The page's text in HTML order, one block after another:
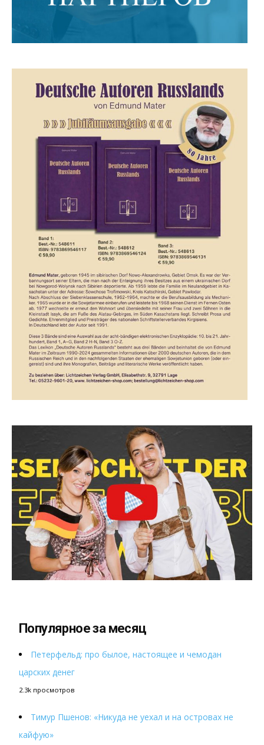
Популярное за месяц
Петерфельд: про былое, настоящее и чемодан
царских денег
2.3k просмотров
Тимур Пшенов: «Никуда не уехал и на островах не
кайфую»